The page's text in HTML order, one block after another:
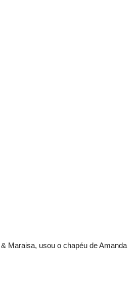
Maraisa, usou o chapéu de Amanda